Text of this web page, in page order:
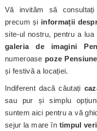
Vă invităm să consultați
precum și informații
site-ul nostru, pentru a
galeria de imagini
numeroase poze
și festivă a locației.
Indiferent dacă căutați
sau pur și simplu
suntem aici pentru a vă
sejur la mare în timpul